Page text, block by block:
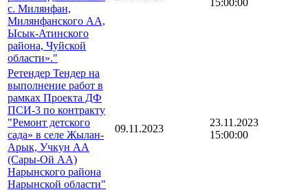
с. Милянфан,
Милянфанского АА,
Ысык-Атинского
района, Чуйской
области»."
15:00:00
Ретендер Тендер на
выполнение работ в
рамках Проекта ДФ
ПСИ-3 по контракту
"Ремонт детского
сада» в селе Жылан-
Арык, Учкун АА
(Сары-Ой АА)
Нарынского района
Нарынской области"
09.11.2023
23.11.2023
15:00:00